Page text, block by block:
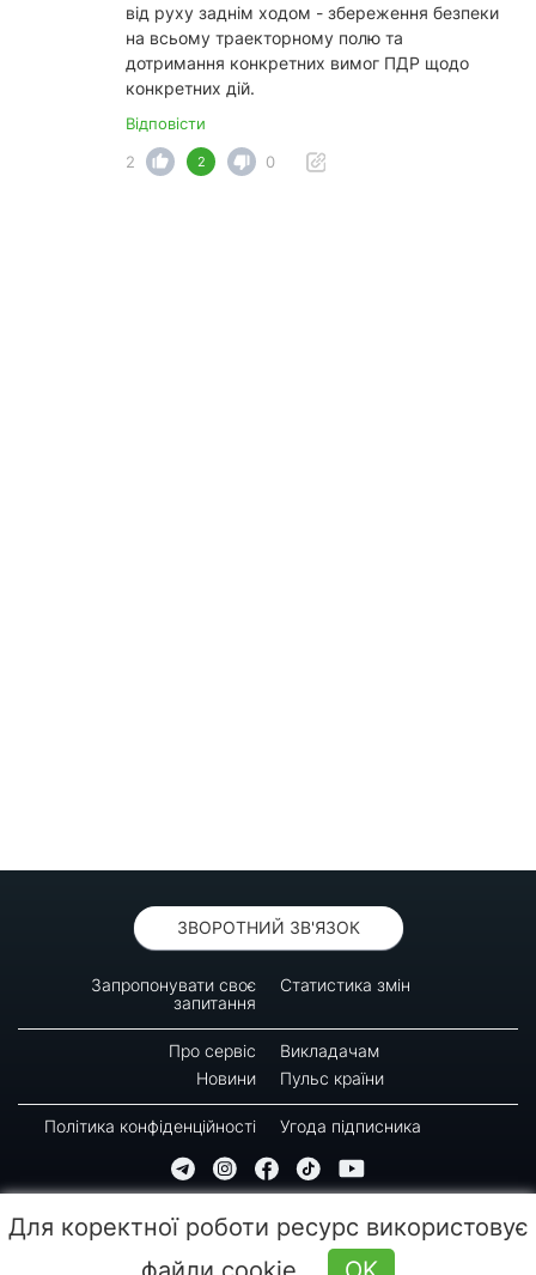
від руху заднім ходом - збереження безпеки
на всьому траекторному полю та
дотримання конкретних вимог ПДР щодо
конкретних дій.
Відповісти
2
2 0
ЗВОРОТНИЙ ЗВ'ЯЗОК
Запропонувати своє
запитання
Статистика змін
Про сервіс
Викладачам
Новини
Пульс країни
Політика конфіденційності Угода підписника
Копіювання, передрук або використання матеріалів цієї сторінки для відтворення,
переносу на інші носії інформації заборонено. Час останнього оновлення: 09:30
Для коректної роботи ресурс використовує